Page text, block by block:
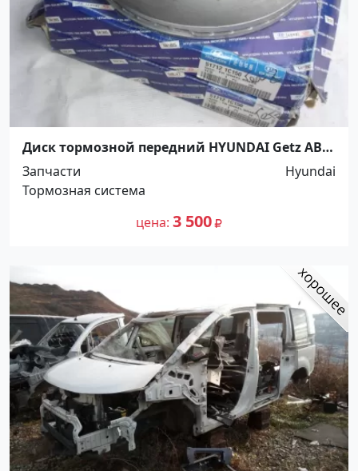
Диск тормозной передний HYUNDAI Getz ABS
Краснодар
Запчасти
Hyundai
Тормозная система
цена 3 500